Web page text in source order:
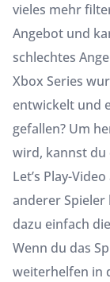
vieles mehr
Angebot und
schlechtes
Xbox Series
entwickelt und
gefallen? Um
wird, kannst du
Let’s Play-
anderer
dazu einfach
Wenn du das
weiterhelfen in